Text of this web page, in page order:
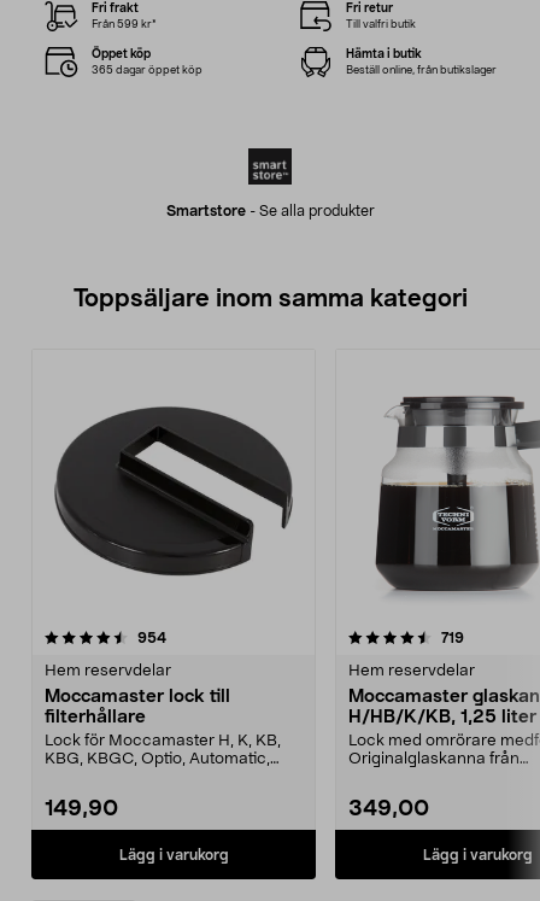
Smartstore- Se alla produkter
Fri frakt
Från 599 kr*
Fri retur
Till valfri butik
Öppet köp
365 dagar öppet köp
Hämta i butik
Beställ online, från butikslager
Toppsäljare inom samma kategori
954recensioner
Hem reservdelar
Moccamaster lock till
filterhållare
Lock för Moccamaster H, K, KB,
KBG, KBGC, Optio, Automatic,
149,90
Lägg i varukorg
4.5 av 5 stjärnor 719
Hem reservdelar
Moccamaster
H/HB/K/KB, 1,25 liter
Lock med omrörare
Originalglaskanna från
349,00
Lägg i varukorg
4.5 av 5 stjärnor